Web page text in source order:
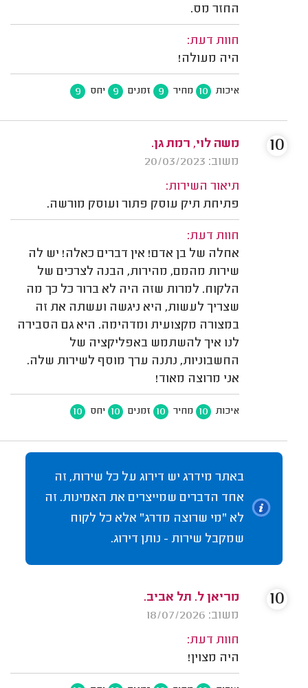
החזר מס.
חוות דעת:
היה מעולה!
איכות 10 מחיר 9 זמנים 9 יחס 9
משה לוי, רמת גן.
משוב: 20/03/2023
תיאור השירות:
פתיחת תיק עוסק פתור ועוסק מורשה.
חוות דעת:
אחלה של בן אדם! אין דברים כאלה! יש לה
שירות מהמם, מהירות, הבנה לצרכים של
הלקוח. למרות שזה היה לא ברור כל כך מה
שצריך לעשות, היא ניגשה ועשתה את זה
במצורה מקצועית ומדהימה. היא גם הסבירה
לנו איך להשתמש באפליקציה של
החשבוניות, נתנה ערך מוסף לשירות שלה.
אני מרוצה מאוד!
איכות 10 מחיר 10 זמנים 10 יחס 10
10
באתר מידרג יש דירוג על כל שירות, זה
אחד הדברים שמייצרים את האמינות. זה
לא "מי שרוצה מדרג" אלא כל לקוח
שמקבל שירות - נותן דירוג.
מריאן ל. תל אביב.
משוב: 18/07/2026
חוות דעת:
היה מצוין!
10